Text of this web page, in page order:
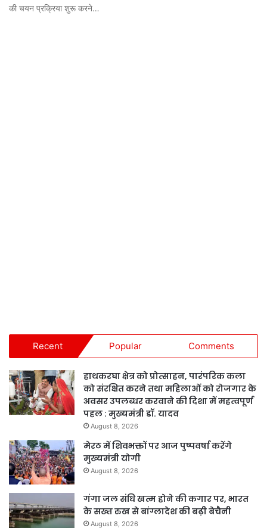
की चयन प्रक्रिया शुरू करने…
Recent Popular Comments
हाथकरघा क्षेत्र को प्रोत्साहन, पारंपरिक कला
को संरक्षित करने तथा महिलाओं को रोजगार के
अवसर उपलब्धर करवाने की दिशा में महत्वपूर्ण
पहल : मुख्यमंत्री डॉ. यादव
August 8, 2026
मेरठ में शिवभक्तों पर आज पुष्पवर्षा करेंगे
मुख्यमंत्री योगी
August 8, 2026
गंगा जल संधि खत्म होने की कगार पर, भारत
के सख्त रुख से बांग्लादेश की बढ़ी बेचैनी
August 8, 2026